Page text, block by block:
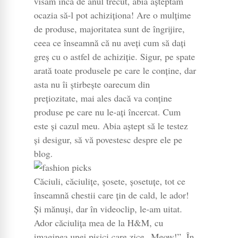
ocazia să-l pot achiziționa! Are o mulțime
de produse, majoritatea sunt de îngrijire,
ceea ce înseamnă că nu aveți cum să dați
greș cu o astfel de achiziție. Sigur, pe spate
arată toate produsele pe care le conține, dar
asta nu îi știrbește oarecum din
prețiozitate, mai ales dacă va conține
produse pe care nu le-ați încercat. Cum
este și cazul meu. Abia aștept să le testez
și desigur, să vă povestesc despre ele pe
blog.
Căciuli, căciulițe, șosete, șosetuțe, tot ce
înseamnă chestii care țin de cald, le ador!
Și mănuși, dar în videoclip, le-am uitat.
Ador căciulița mea de la H&M, cu